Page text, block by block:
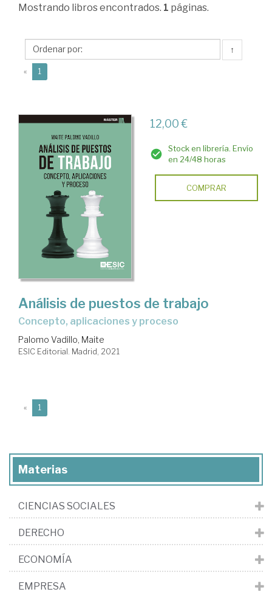
Palomo
Maite
Mostrando libros encontrados. 1 páginas.
↑
« 1
12,00 €
Stock en librería. Envío
en 24/48 horas
COMPRAR
Análisis de puestos de trabajo
concepto, aplicaciones y proceso
Palomo Vadillo, Maite
ESIC Editorial. Madrid, 2021
« 1
Materias
CIENCIAS SOCIALES
DERECHO
ECONOMÍA
EMPRESA